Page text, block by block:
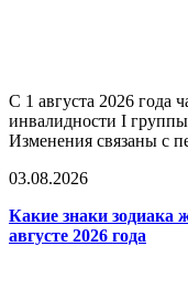
С 1 августа 2026 года
инвалидности I
Изменения связаны с
03.08.2026
Какие знаки зодиака
августе 2026 года